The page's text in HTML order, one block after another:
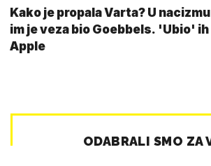
Kako je propala Varta? U nacizmu
im je veza bio Goebbels. 'Ubio' ih
Apple